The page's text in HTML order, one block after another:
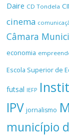
Daire CD Tondela
cinema
Câmara
economia
Escola Superior de
futsal IEFP
IPV jornalismo
município